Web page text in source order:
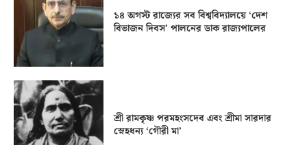
১৪ অগস্ট রাজ্যের সব বিশ্ববিদ্যালয়ে ‘দেশ
বিভাজন দিবস’ পালনের ডাক রাজ্যপালের
শ্রী রামকৃষ্ণ পরমহংসদেব এবং শ্রীমা সারদার
স্নেহধন্য ‘গৌরী মা’